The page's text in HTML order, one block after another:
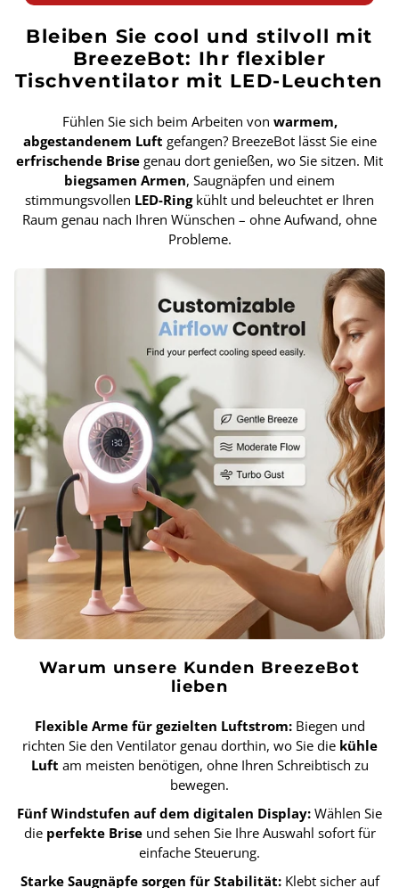
Bleiben Sie cool und stilvoll mit
BreezeBot: Ihr flexibler
Tischventilator mit LED-Leuchten
Fühlen Sie sich beim Arbeiten von warmem,
abgestandenem Luft gefangen? BreezeBot lässt Sie eine
erfrischende Brise genau dort genießen, wo Sie sitzen. Mit
biegsamen Armen, Saugnäpfen und einem
stimmungsvollen LED-Ringkühlt und beleuchtet er Ihren
Raum genau nach Ihren Wünschen – ohne Aufwand, ohne
Probleme.
Warum unsere Kunden BreezeBot
lieben
Flexible Arme für gezielten Luftstrom:Biegen und
richten Sie den Ventilator genau dorthin, wo Sie die kühle
Luft am meisten benötigen, ohne Ihren Schreibtisch zu
bewegen.
Fünf Windstufen auf dem digitalen Display: Wählen Sie
die perfekte Briseund sehen Sie Ihre Auswahl sofort für
einfache Steuerung.
Starke Saugnäpfe sorgen für Stabilität:Klebt sicher auf